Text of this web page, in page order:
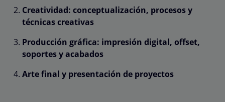
Creatividad: conceptualización, procesos y
técnicas creativas
Producción gráfica: impresión digital, offset,
soportes y acabados
Arte final y presentación de proyectos